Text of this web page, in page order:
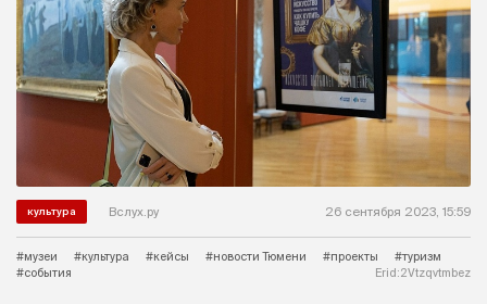
культура Вслух.ру 26 сентября 2023, 15:59
#музеи #культура #кейсы #новости Тюмени #проекты
#туризм
#события
Erid:2Vtzqvtmbez